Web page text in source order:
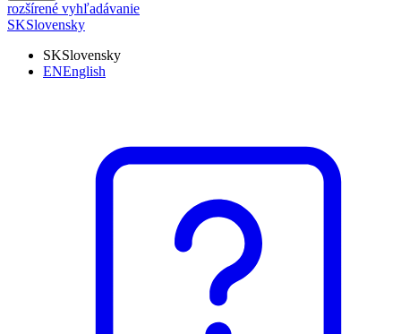
rozšírené vyhľadávanie
SKSlovensky
SKSlovensky
ENEnglish